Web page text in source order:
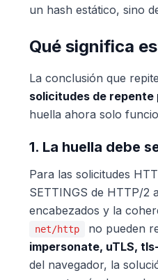
un hash estático, sino
Qué significa
La conclusión que
solicitudes de repente
huella ahora solo
1. La huella debe
Para las solicitudes
SETTINGS de HTTP/2
encabezados y la
net/http no pueden
impersonate, uTLS,
del navegador, la